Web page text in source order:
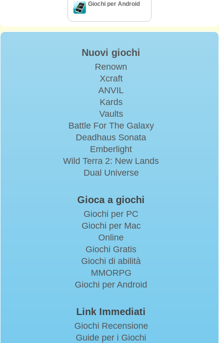
Giochi per Android
Nuovi giochi
Renown
Xcraft
ANVIL
Kards
Vaults
Battle For The Galaxy
Deadhaus Sonata
Emberlight
Wild Terra 2: New Lands
Dual Universe
Gioca a giochi
Giochi per PC
Giochi per Mac
Online
Giochi Gratis
Giochi di abilità
MMORPG
Giochi per Android
Link Immediati
Giochi Recensione
Guide per i Giochi